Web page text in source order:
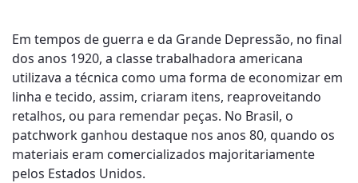
Em tempos de guerra e da Grande Depressão, no final
dos anos 1920, a classe trabalhadora americana
utilizava a técnica como uma forma de economizar em
linha e tecido, assim, criaram itens, reaproveitando
retalhos, ou para remendar peças. No Brasil, o
patchwork ganhou destaque nos anos 80, quando os
materiais eram comercializados majoritariamente
pelos Estados Unidos.